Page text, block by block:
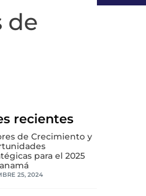
de
recientes
de Crecimiento y
para el 2025
25, 2024